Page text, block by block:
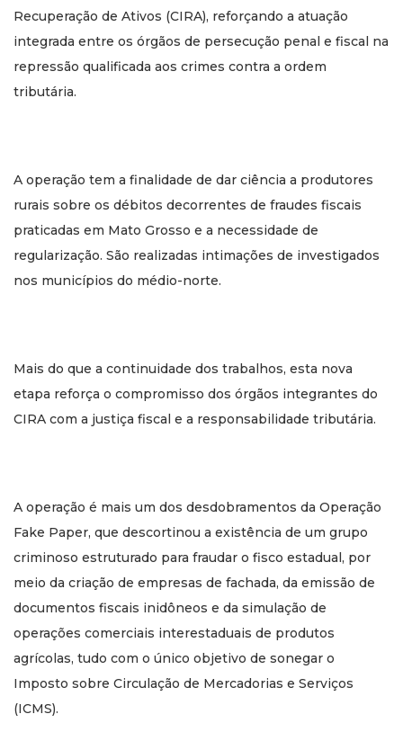
Recuperação de Ativos (CIRA), reforçando a atuação
integrada entre os órgãos de persecução penal e fiscal na
repressão qualificada aos crimes contra a ordem
tributária.
A operação tem a finalidade de dar ciência a produtores
rurais sobre os débitos decorrentes de fraudes fiscais
praticadas em Mato Grosso e a necessidade de
regularização. São realizadas intimações de investigados
nos municípios do médio-norte.
Mais do que a continuidade dos trabalhos, esta nova
etapa reforça o compromisso dos órgãos integrantes do
CIRA com a justiça fiscal e a responsabilidade tributária.
A operação é mais um dos desdobramentos da Operação
Fake Paper, que descortinou a existência de um grupo
criminoso estruturado para fraudar o fisco estadual, por
meio da criação de empresas de fachada, da emissão de
documentos fiscais inidôneos e da simulação de
operações comerciais interestaduais de produtos
agrícolas, tudo com o único objetivo de sonegar o
Imposto sobre Circulação de Mercadorias e Serviços
(ICMS).